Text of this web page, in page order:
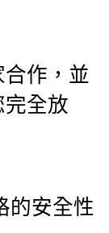
作，並
全放
的安全性